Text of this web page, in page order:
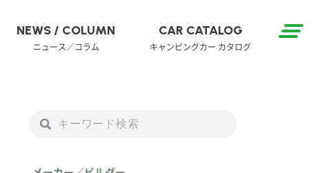
NEWS / COLUMN
ニュース／コラム
CAR CATALOG
キャンピングカー カタログ